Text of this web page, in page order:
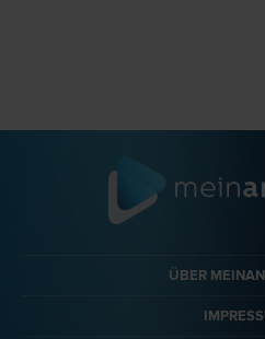
ÜBER